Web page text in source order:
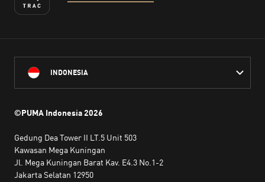
INDONESIA
©PUMA Indonesia2026
Gedung Dea Tower II LT.5 Unit 503
Kawasan Mega Kuningan
Jl. Mega Kuningan Barat Kav. E4.3 No.1-2
Jakarta Selatan 12950